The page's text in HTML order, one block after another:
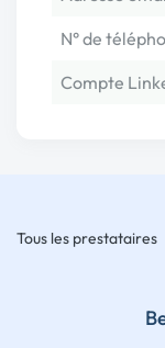
N° de
Compte
Tous les prestataires